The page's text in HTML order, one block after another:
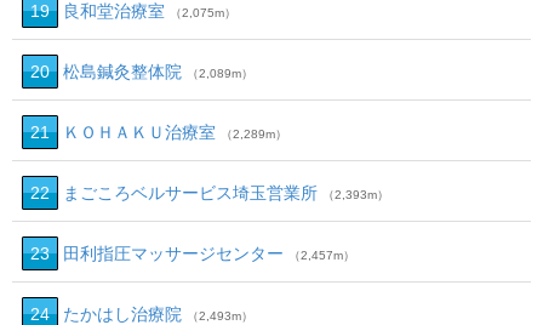
19 良和堂治療室 （2,075m）
20 松島鍼灸整体院 （2,089m）
21 ＫＯＨＡＫＵ治療室 （2,289m）
22 まごころベルサービス埼玉営業所 （2,393m）
23 田利指圧マッサージセンター （2,457m）
24 たかはし治療院 （2,493m）